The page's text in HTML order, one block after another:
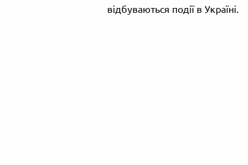
відбуваються події в Україні.